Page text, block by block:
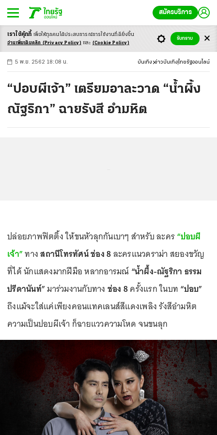
สมัครบริการ
-ก ก ก+
5 พ.ย. 2562 18:08 น. บันเทิง ข่าวบันเทิง ไทยรัฐออนไลน์
“ปอบผีเจ้า” เตรียมอาละวาด “น้ำผึ้ง
ณัฐริกา” ฉายรังสี อำมหิต
ปล่อยภาพฟิตติ้ง ให้ขนหัวลุกกันเบาๆ สำหรับ ละคร“ปอบผี
เจ้า”ทางสถานีโทรทัศน์ ช่อง 8ละครแนวดราม่า สยองขวัญ
ที่ได้ นักแสดงมากฝีมือ หลากอารมณ์ “น้ำผึ้ง-ณัฐริกา ธรรม
ปรีดานันท์”มาร่วมงานกับทาง ช่อง 8ครั้งแรก ในบท “ปอบ”
ถึงแม้จะใส่แค่เพียงคอนแทคเลนส์สีแดงเพลิง รังสีอำมหิต
ความเป็นปอบผีเจ้า ก็ฉายแววความโหด จนขนลุก
เราใช้คุ้กกี้ เพื่อให้ทุกคนได้ประสบการณ์การใช้งานที่ดียิ่งขึ้น
อ่านเพิ่มเติมคลิก (Privacy Policy) และ (Cookie Policy)
รับทราบ